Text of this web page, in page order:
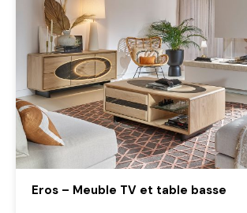
Eros – Meuble TV et table basse